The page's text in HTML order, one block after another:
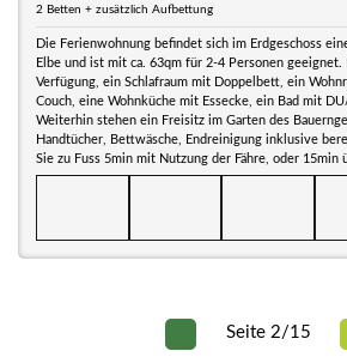
2 Betten + zusätzlich Aufbettung
Die Ferienwohnung befindet sich im Erdgeschoss
Elbe und ist mit ca. 63qm für 2-4 Personen geeignet.
Verfügung, ein Schlafraum mit Doppelbett, ein
Couch, eine Wohnküche mit Essecke, ein Bad mit
Weiterhin stehen ein Freisitz im Garten des
Handtücher, Bettwäsche, Endreinigung inklusive
Sie zu Fuss 5min mit Nutzung der Fähre, oder 15min
Seite 2/15